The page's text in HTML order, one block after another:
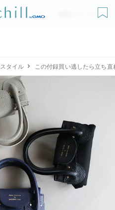
無料ダウンロード
タイル この付録買い逃したら立ち